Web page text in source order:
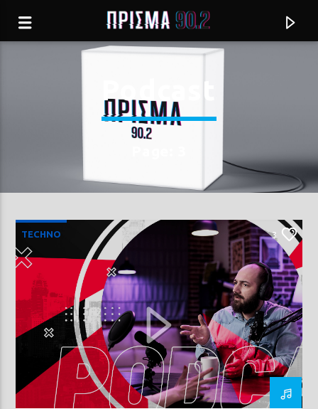
Current track
ΣΥΓΝΩΜΗ ΓΙΑ ΤΗΝ ΑΜΥΝΑ
ΓΙΩΡΓΟΣ ΝΤΑΛΑΡΑΣ
Podcast
TECHNO 3